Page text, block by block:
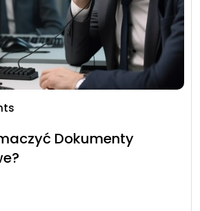
Dokumenty